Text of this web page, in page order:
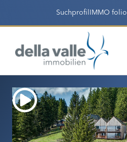
Suchprofil IMMO folio